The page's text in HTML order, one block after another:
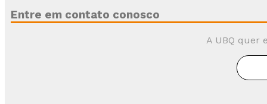
Entre em contato conosco
A UBQ quer